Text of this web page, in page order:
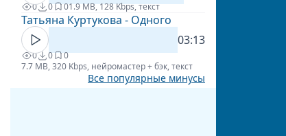
0 0 01.9 MB, 128 Kbps, текст
Татьяна Куртукова - Одного
03:13
0 0
0
7.7 MB, 320 Kbps, нейромастер + бэк, текст
Все популярные минусы